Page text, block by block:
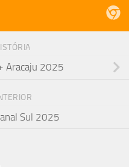
Aracaju 2025
Sul 2025